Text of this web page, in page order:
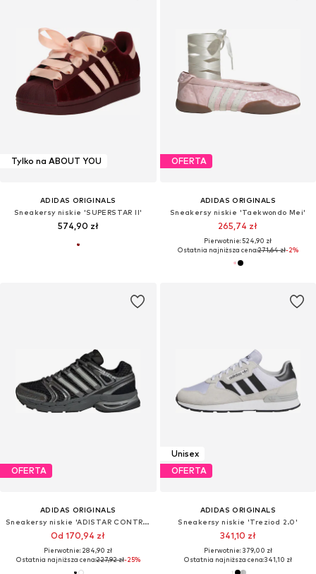
Tylko na ABOUT YOU
ADIDAS ORIGINALS
Sneakersy niskie 'SUPERSTAR II'
574,90 zł
OFERTA
ADIDAS ORIGINALS
Sneakersy niskie 'Taekwondo Mei'
265,74 zł
Pierwotnie: 524,90 zł
Ostatnia najniższa cena:271,64 zł-2%
OFERTA
ADIDAS ORIGINALS
Sneakersy niskie 'ADISTAR CONTROL 5 W'
Od 170,94 zł
Pierwotnie: 284,90 zł
Ostatnia najniższa cena:227,92 zł-25%
Unisex
OFERTA
ADIDAS ORIGINALS
Sneakersy niskie 'Treziod 2.0'
341,10 zł
Pierwotnie: 379,00 zł
Ostatnia najniższa cena:341,10 zł